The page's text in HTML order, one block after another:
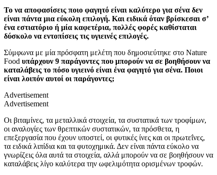
Το να αποφασίσεις ποιο φαγητό είναι καλύτερο για σένα δεν
είναι πάντα μια εύκολη επιλογή. Και ειδικά όταν βρίσκεσαι σ’
ένα εστιατόριο ή μία καφετέρια, πολλές φορές καθίσταται
δύσκολο να εντοπίσεις τις υγιεινές επιλογές.
Σύμφωνα με μία πρόσφατη μελέτη που δημοσιεύτηκε στο Nature
Food υπάρχουν 9 παράγοντες που μπορούν να σε βοηθήσουν να
καταλάβεις το πόσο υγιεινό είναι ένα φαγητό για σένα. Ποιοι
είναι λοιπόν αυτοί οι παράγοντες;
Advertisement
Advertisement
Οι βιταμίνες, τα μεταλλικά στοιχεία, τα συστατικά των τροφίμων,
οι αναλογίες των θρεπτικών συστατικών, τα πρόσθετα, η
επεξεργασία που έχουν υποστεί, οι φυτικές ίνες και οι πρωτεΐνες,
τα ειδικά λιπίδια και τα φυτοχημικά. Δεν είναι πάντα εύκολο να
γνωρίζεις όλα αυτά τα στοιχεία, αλλά μπορούν να σε βοηθήσουν να
καταλάβεις λίγο καλύτερα την ωφελιμότητα ορισμένων τροφών.